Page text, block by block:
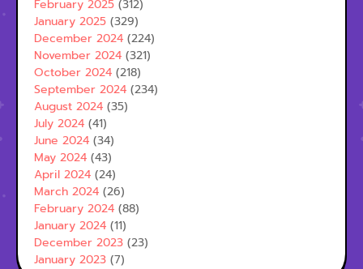
February 2025 (312)
January 2025 (329)
December 2024 (224)
November 2024 (321)
October 2024 (218)
September 2024 (234)
August 2024 (35)
July 2024 (41)
June 2024 (34)
May 2024 (43)
April 2024 (24)
March 2024 (26)
February 2024 (88)
January 2024 (11)
December 2023 (23)
January 2023 (7)